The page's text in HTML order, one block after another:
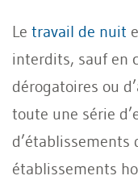
Le travail de nuit
interdits, sauf en
dérogatoires ou
toute une série
établissements